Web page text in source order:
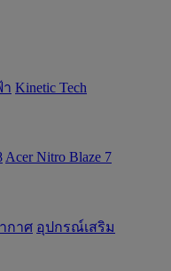
า Kinetic Tech
Acer Nitro Blaze 7
กาศ อุปกรณ์เสริม